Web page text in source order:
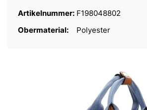
Artikelnummer: F198048802
Obermaterial:
Polyester